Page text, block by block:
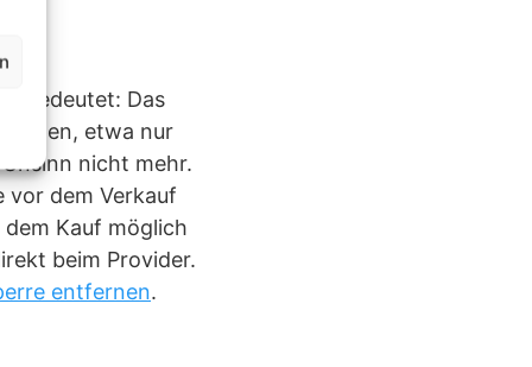
bedeutet: Das
etwa nur
nicht mehr.
vor dem Verkauf
Kauf möglich
beim Provider.
entfernen.